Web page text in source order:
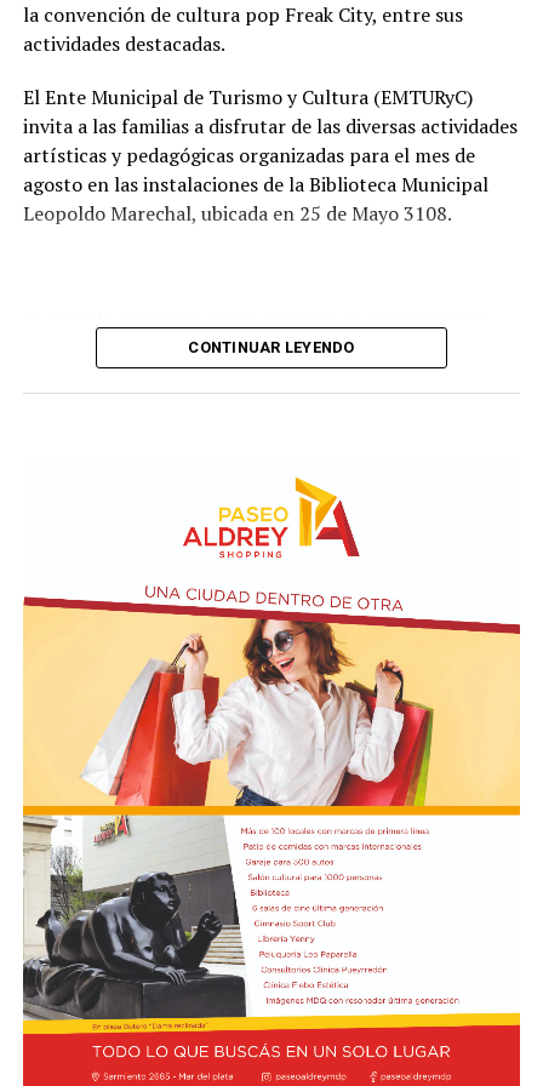
Comisión de Estudio de Ofertas y Adjudicación, que
tendrá a su cargo la evaluación de las propuestas
obra.
la convención de cultura pop Freak City, entre sus
actividades destacadas.
El Ente Municipal de Turismo y Cultura (EMTURyC)
invita a las familias a disfrutar de las diversas actividades
artísticas y pedagógicas organizadas para el mes de
agosto en las instalaciones de la Biblioteca Municipal
Leopoldo Marechal, ubicada en 25 de Mayo 3108.
Culturales”, a cargo del grupo Cul Mardel, que se podrá
10 a 12 en la Biblioteca de Autores Marplatenses,
ubicada en el primer piso del edificio.
En relación al Ciclo Mes de la Niñez, este viernes 7 de
agosto a las 17:30 se presentarán “Los cuentos de
Charo” y la narración de poesías populares infantiles a
cargo de María del Rosario Gerez Martínez.
En tanto, el viernes 21 a las 17:30 se desarrollará “El
Cerebro Mágico: construyendo preguntas, respuestas y
circuitos”, a cargo de María Paula Algote. Se trata de un
taller práctico de arte, ciencia y tecnología en el que al
finalizar cada participante se lleva su propia creación
terminada. Es una actividad arancelada (incluye
materiales) destinada a niños a partir de los 6 años.
Los participantes menores de 8 años deberán asistir
acompañados por una persona adulta (menores
asistentes $12.000 y adulto acompañante $5.000). Las
CONTINUAR LEYENDO